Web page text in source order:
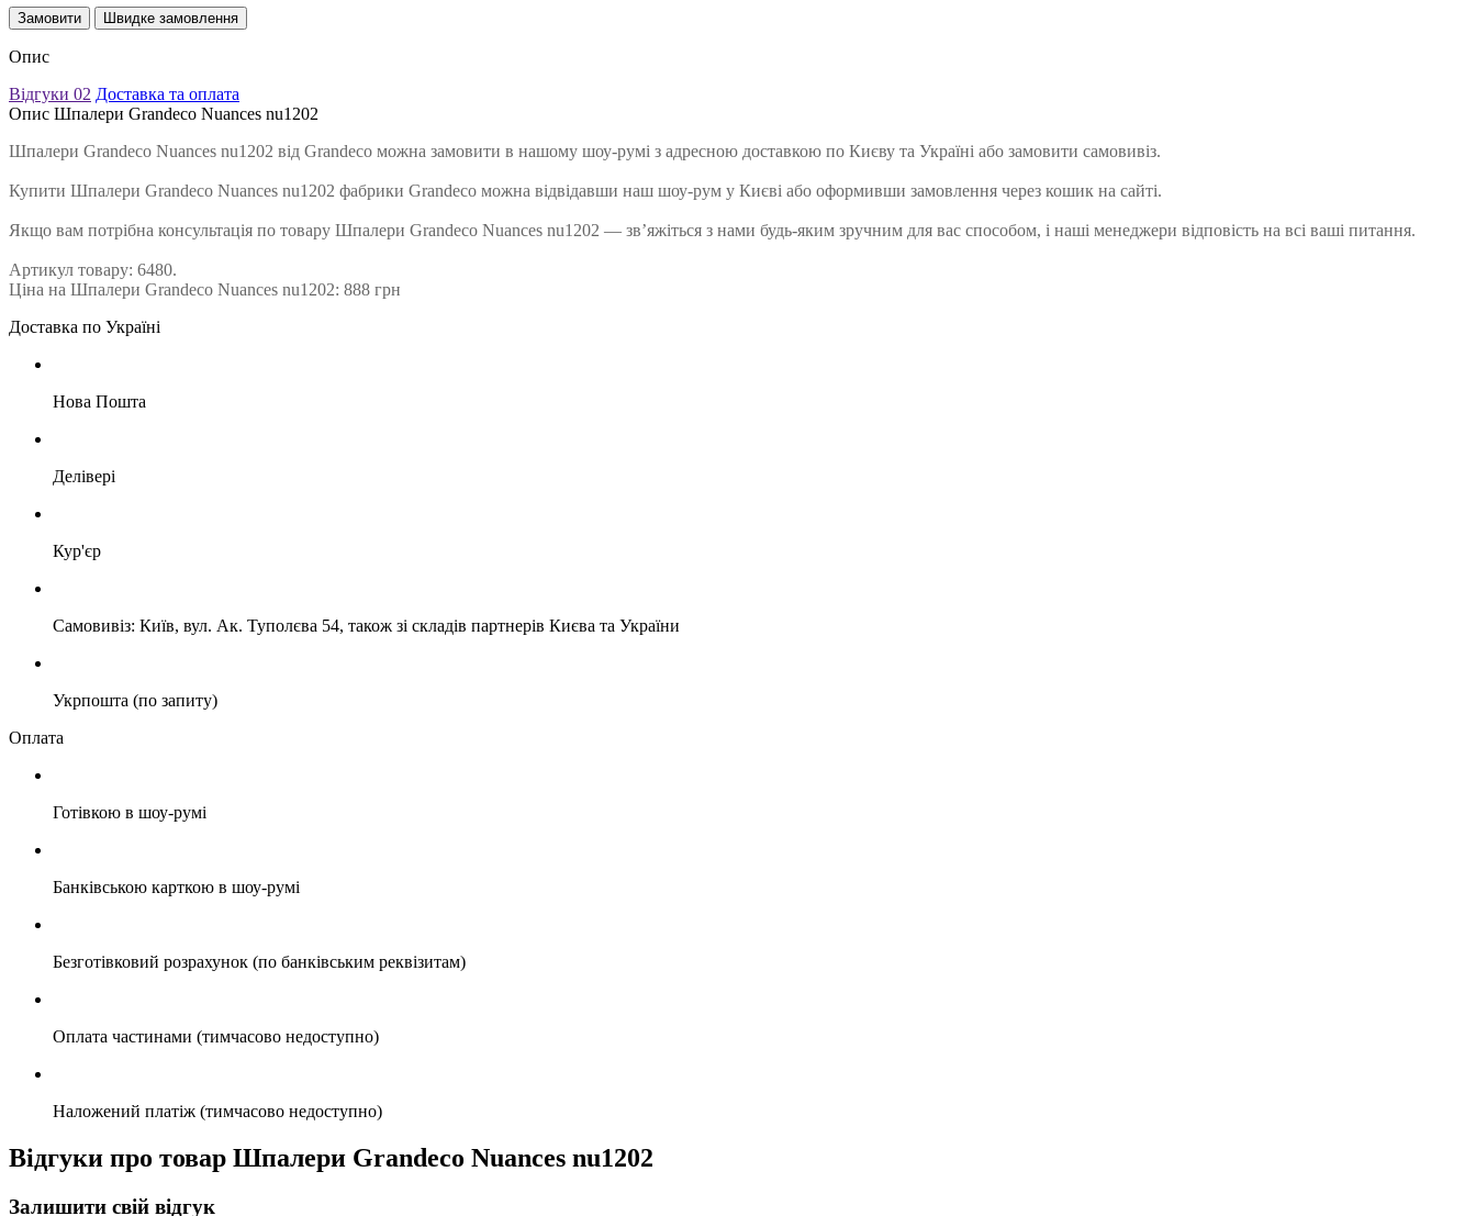
Замовити Швидке замовлення
Опис
Відгуки 02 Доставка та оплата
Опис Шпалери Grandeco Nuances nu1202
Шпалери Grandeco Nuances nu1202 від Grandeco можна замовити в нашому шоу-румі з адресною доставкою по Києву та Україні або замовити самовивіз.
Купити Шпалери Grandeco Nuances nu1202 фабрики Grandeco можна відвідавши наш шоу-рум у Києві або оформивши замовлення через кошик на сайті.
Якщо вам потрібна консультація по товару Шпалери Grandeco Nuances nu1202 — зв’яжіться з нами будь-яким зручним для вас способом, і наші менеджери відповість на всі ваші питання.
Артикул товару: 6480.
Ціна на Шпалери Grandeco Nuances nu1202: 888 грн
Доставка по Україні
Нова Пошта
Делівері
Кур'єр
Самовивіз: Київ, вул. Ак. Туполєва 54, також зі складів партнерів Києва та України
Укрпошта (по запиту)
Оплата
Готівкою в шоу-румі
Банківською карткою в шоу-румі
Безготівковий розрахунок (по банківським реквізитам)
Оплата частинами (тимчасово недоступно)
Наложений платіж (тимчасово недоступно)
Відгуки про товар Шпалери Grandeco Nuances nu1202
Залишити свій відгук